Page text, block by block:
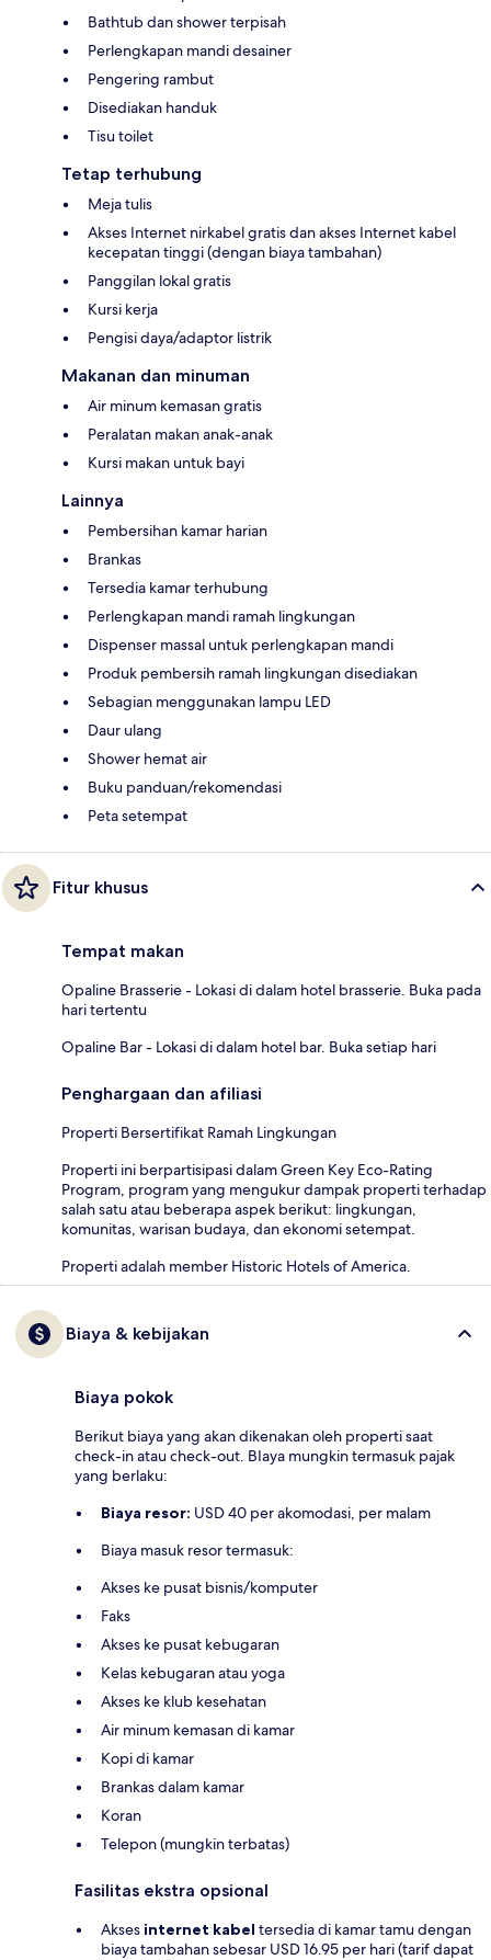
Bathtub dan shower terpisah
Perlengkapan mandi desainer
Pengering rambut
Disediakan handuk
Tisu toilet
Tetap terhubung
Meja tulis
Akses Internet nirkabel gratis dan akses Internet kabel
kecepatan tinggi (dengan biaya tambahan)
Panggilan lokal gratis
Kursi kerja
Pengisi daya/adaptor listrik
Makanan dan minuman
Air minum kemasan gratis
Peralatan makan anak-anak
Kursi makan untuk bayi
Lainnya
Pembersihan kamar harian
Brankas
Tersedia kamar terhubung
Perlengkapan mandi ramah lingkungan
Dispenser massal untuk perlengkapan mandi
Produk pembersih ramah lingkungan disediakan
Sebagian menggunakan lampu LED
Daur ulang
Shower hemat air
Buku panduan/rekomendasi
Peta setempat
Fitur khusus
Tempat makan
Opaline Brasserie - Lokasi di dalam hotel brasserie. Buka pada
hari tertentu
Opaline Bar - Lokasi di dalam hotel bar. Buka setiap hari
Penghargaan dan afiliasi
Properti Bersertifikat Ramah Lingkungan
Properti ini berpartisipasi dalam Green Key Eco-Rating
Program, program yang mengukur dampak properti terhadap
salah satu atau beberapa aspek berikut: lingkungan,
komunitas, warisan budaya, dan ekonomi setempat.
Properti adalah member Historic Hotels of America.
Biaya & kebijakan
Biaya pokok
Berikut biaya yang akan dikenakan oleh properti saat
check-in atau check-out. BIaya mungkin termasuk pajak
yang berlaku:
Biaya resor: USD 40 per akomodasi, per malam
Biaya masuk resor termasuk:
Akses ke pusat bisnis/komputer
Faks
Akses ke pusat kebugaran
Kelas kebugaran atau yoga
Akses ke klub kesehatan
Air minum kemasan di kamar
Kopi di kamar
Brankas dalam kamar
Koran
Telepon (mungkin terbatas)
Fasilitas ekstra opsional
Aksesinternet kabel tersedia di kamar tamu dengan
biaya tambahan sebesar USD 16.95 per hari (tarif dapat